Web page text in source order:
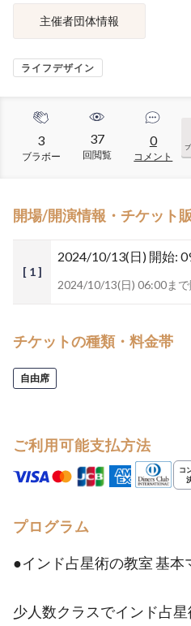
主催者団体情報
ライフデザイン
3
ブラボー
37
回閲覧
0
コメント
開場/開演情報・チケット
[ 1 ]
2024/10/13(日) 開始:
2024/10/13(日) 06:00まで
チケットの種類・料金帯
自由席
ご利用可能支払方法
プログラム
●インド占星術の教室 基本
少人数クラスでインド占